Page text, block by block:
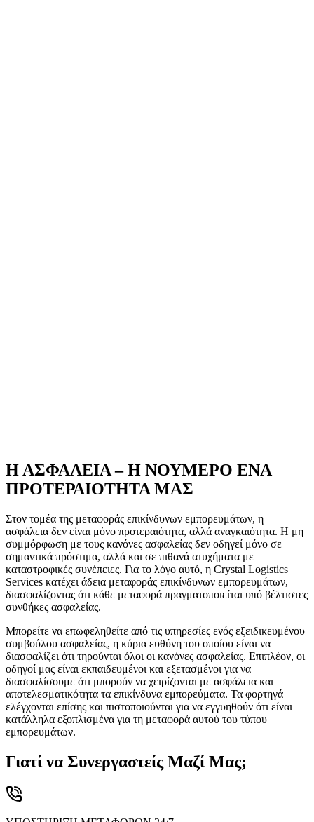
Η ΑΣΦΑΛΕΙΑ – Η ΝΟΥΜΕΡΟ ΕΝΑ
ΠΡΟΤΕΡΑΙΟΤΗΤΑ ΜΑΣ
Στον τομέα της μεταφοράς επικίνδυνων εμπορευμάτων, η
ασφάλεια δεν είναι μόνο προτεραιότητα, αλλά αναγκαιότητα. Η μη
συμμόρφωση με τους κανόνες ασφαλείας δεν οδηγεί μόνο σε
σημαντικά πρόστιμα, αλλά και σε πιθανά ατυχήματα με
καταστροφικές συνέπειες. Για το λόγο αυτό, η Crystal Logistics
Services κατέχει άδεια μεταφοράς επικίνδυνων εμπορευμάτων,
διασφαλίζοντας ότι κάθε μεταφορά πραγματοποιείται υπό βέλτιστες
συνθήκες ασφαλείας.
Μπορείτε να επωφεληθείτε από τις υπηρεσίες ενός εξειδικευμένου
συμβούλου ασφαλείας, η κύρια ευθύνη του οποίου είναι να
διασφαλίζει ότι τηρούνται όλοι οι κανόνες ασφαλείας. Επιπλέον, οι
οδηγοί μας είναι εκπαιδευμένοι και εξετασμένοι για να
διασφαλίσουμε ότι μπορούν να χειρίζονται με ασφάλεια και
αποτελεσματικότητα τα επικίνδυνα εμπορεύματα. Τα φορτηγά
ελέγχονται επίσης και πιστοποιούνται για να εγγυηθούν ότι είναι
κατάλληλα εξοπλισμένα για τη μεταφορά αυτού του τύπου
εμπορευμάτων.
Γιατί να Συνεργαστείς Μαζί Μας;